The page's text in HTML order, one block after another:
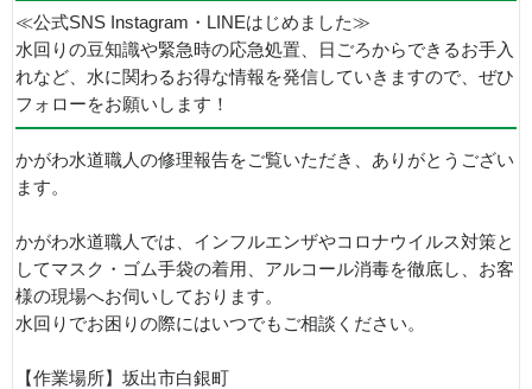
≪公式SNS Instagram・LINEはじめました≫
水回りの豆知識や緊急時の応急処置、日ごろからできるお手入
れなど、水に関わるお得な情報を発信していきますので、ぜひ
フォローをお願いします！
かがわ水道職人の修理報告をご覧いただき、ありがとうござい
ます。
かがわ水道職人では、インフルエンザやコロナウイルス対策と
してマスク・ゴム手袋の着用、アルコール消毒を徹底し、お客
様の現場へお伺いしております。
水回りでお困りの際にはいつでもご相談ください。
【作業場所】坂出市白銀町